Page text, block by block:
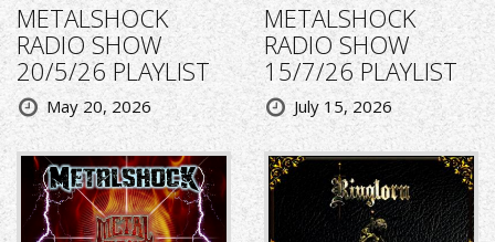
METALSHOCK
RADIO SHOW
20/5/26 PLAYLIST
May 20, 2026
METALSHOCK
RADIO SHOW
15/7/26 PLAYLIST
July 15, 2026